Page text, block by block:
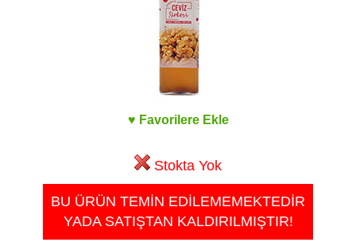
♥ Favorilere Ekle
Stokta Yok
BU ÜRÜN TEMİN EDİLEMEMEKTEDİR
YADA SATIŞTAN KALDIRILMIŞTIR!